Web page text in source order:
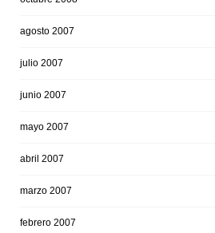
agosto 2007
julio 2007
junio 2007
mayo 2007
abril 2007
marzo 2007
febrero 2007